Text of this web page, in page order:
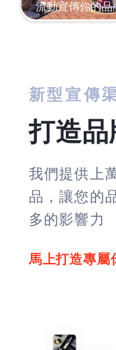
流動宣傳你的品
新型宣傳
打造品
我們提供上
品，讓您的
多的影響力
馬上打造專屬